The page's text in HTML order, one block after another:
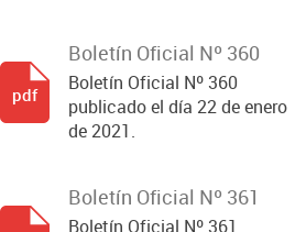
Boletín Oficial Nº 360
Boletín Oficial Nº 360
publicado el día 22 de enero
de 2021.
pdf
Boletín Oficial Nº 361
Boletín Oficial Nº 361